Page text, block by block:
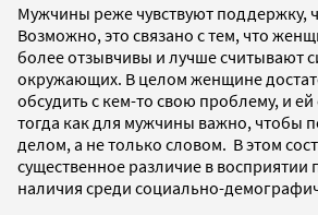
Мужчины реже чувствуют поддержку,
Возможно, это связано с тем, что
более отзывчивы и лучше считывают
окружающих. В целом женщине
обсудить с кем-то свою проблему, и ей
тогда как для мужчины важно, чтобы
делом, а не только словом. В этом
существенное различие в
наличия среди социально-